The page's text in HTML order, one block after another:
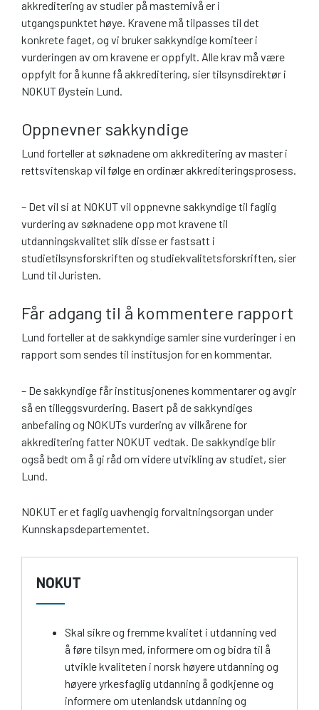
akkreditering av studier på masternivå er i
utgangspunktet høye. Kravene må tilpasses til det
konkrete faget, og vi bruker sakkyndige komiteer i
vurderingen av om kravene er oppfylt. Alle krav må være
oppfylt for å kunne få akkreditering, sier tilsynsdirektør i
NOKUT Øystein Lund.
Oppnevner sakkyndige
Lund forteller at søknadene om akkreditering av master i
rettsvitenskap vil følge en ordinær akkrediteringsprosess.
– Det vil si at NOKUT vil oppnevne sakkyndige til faglig
vurdering av søknadene opp mot kravene til
utdanningskvalitet slik disse er fastsatt i
studietilsynsforskriften og studiekvalitetsforskriften, sier
Lund til Juristen.
Får adgang til å kommentere rapport
Lund forteller at de sakkyndige samler sine vurderinger i en
rapport som sendes til institusjon for en kommentar.
– De sakkyndige får institusjonenes kommentarer og avgir
så en tilleggsvurdering. Basert på de sakkyndiges
anbefaling og NOKUTs vurdering av vilkårene for
akkreditering fatter NOKUT vedtak. De sakkyndige blir
også bedt om å gi råd om videre utvikling av studiet, sier
Lund.
NOKUT er et faglig uavhengig forvaltningsorgan under
Kunnskaps­departementet.
NOKUT
Skal sikre og fremme kvalitet i utdanning ved
å føre tilsyn med, informere om og bidra til å
utvikle kvaliteten i norsk høyere utdanning og
høyere yrkesfaglig utdanning å godkjenne og
informere om utenlandsk utdanning og